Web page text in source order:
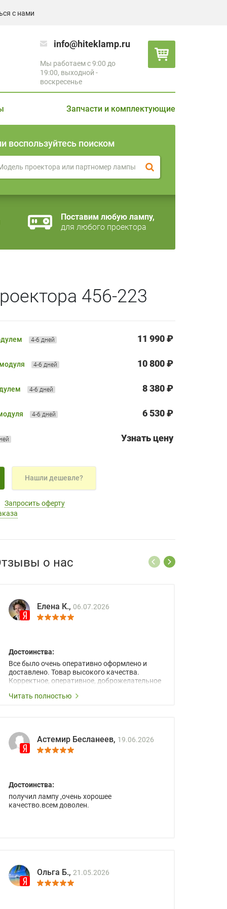
с нами
info@hiteklamp.ru
Мы работаем с 9:00 до
19:00, выходной -
воскресенье
Запчасти и комплектующие
воспользуйтесь поиском
Поставим любую лампу,
для любого проектора
456-223
4-6 дней 11 990 ₽
4-6 дней 10 800 ₽
4-6 дней 8 380 ₽
4-6 дней 6 530 ₽
Узнать цену
Нашли дешевле?
Запросить оферту
о нас
Елена К., 06.07.2026
Достоинства:
Все было очень оперативно оформлено и
доставлено. Товар высокого качества.
Корректное, оперативное, доброжелательное
Читать полностью
Астемир Бесланеев, 19.06.2026
Достоинства:
получил лампу ,очень хорошее
качество.всем доволен.
Ольга Б., 21.05.2026